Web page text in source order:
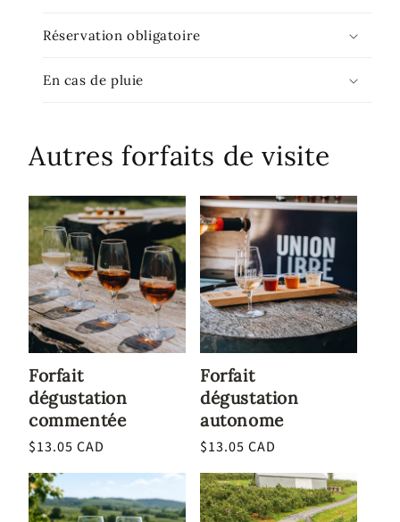
Réservation obligatoire
En cas de pluie
Autres forfaits de visite
Forfait
dégustation
commentée
Prix
habituel
$13.05 CAD
Forfait
dégustation
autonome
Prix
habituel
$13.05 CAD